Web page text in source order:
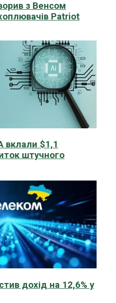
з Венсом
Patriot
вклали $1,1
штучного
дохід на 12,6% у